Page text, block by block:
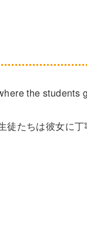
the students
たちは彼女に